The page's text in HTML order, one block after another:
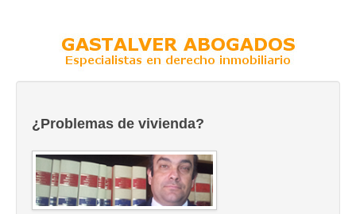
¿Problemas de vivienda?